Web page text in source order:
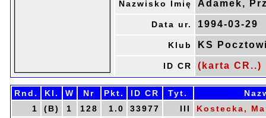
Nazwisko Imię Adamek,
Data ur. 1994-03-29
Klub KS
ID CR (karta CR..)
Rnd. Kl. W Nr Pkt. ID CR Tyt.
1
(B) 1 128 1.0 33977 III
Kostecka,